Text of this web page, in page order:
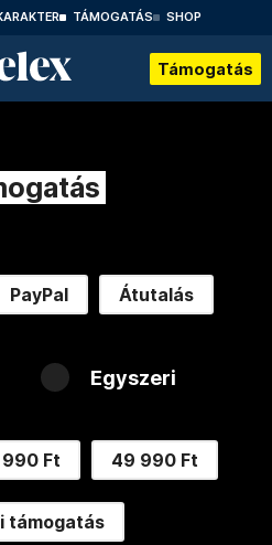
TÁMOGATÁS SHOP
Támogatás
PayPal Átutalás
Egyszeri
990 Ft 49 990 Ft
támogatás